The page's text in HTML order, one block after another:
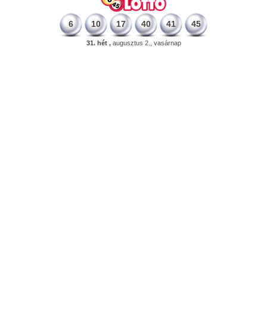
6 10 17 40 41 45
31. hét ,augusztus 2., vasárnap